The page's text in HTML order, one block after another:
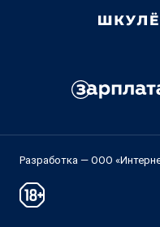
Разработка — ООО